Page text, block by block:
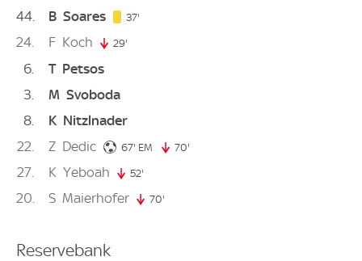
44
B Soares 37'
24 F Koch 29'
6 T Petsos
3
M Svoboda
8
K Nitzlnader
22
Z Dedic 67' 67. minute
EM 70'
27 K Yeboah 52'
20 S Maierhofer 70'
Reservebank